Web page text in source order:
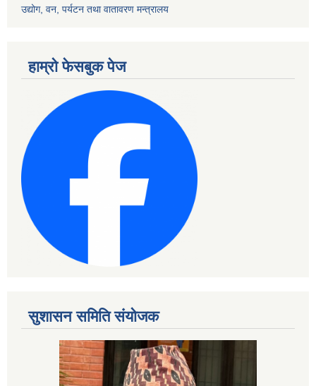
उद्योग, वन, पर्यटन तथा वातावरण मन्त्रालय
हाम्रो फेसबुक पेज
सुशासन समिति संयोजक